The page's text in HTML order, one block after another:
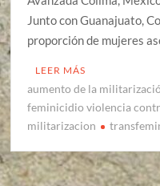
Junto con Guanajuato,
proporción de mujeres
LEER MÁS
aumento de la
feminicidio violencia
militarizacion